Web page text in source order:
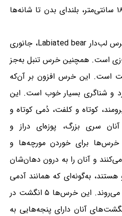
سانتی‌متر، دُم به درازای ۱۵ تا ۱۸ سانتی‌متر، بلندای بدن تا شانه‌ها
خرس تنبل یا خرس لب‌دار Labiated bear، جانوری
است. همچنین خرس تنبل به‌جز
است. این خرس افزون بر آن‌که
و شناگری بسیار خوب است. این
کوتاه و کلفت، دُمی کوتاه و
سری بزرگ، پوزه‌ای دراز و
برای خوردن مورچه‌ها و
و آنان را به درون دهان‌شان
به‌گونه‌ای که همانند آدمی
بر روی استخوان‌های کف پا راه می‌روند. این خرس‌ها ۵ انگشت در
آنان دارای پنجه‌هایی به